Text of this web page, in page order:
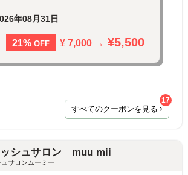
年08月31日
21% OFF ¥ 7,000 → ¥5,500
すべてのクーポンを見る
17
ッシュサロン muu mii
サロンムーミー